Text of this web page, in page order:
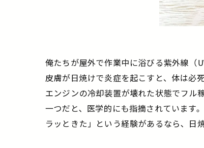
俺たちが屋外で作業中に浴びる紫外線（
皮膚が日焼けで炎症を起こすと、体は必
エンジンの冷却装置が壊れた状態でフル
一つだと、医学的にも指摘されています
ラッときた」という経験があるなら、日